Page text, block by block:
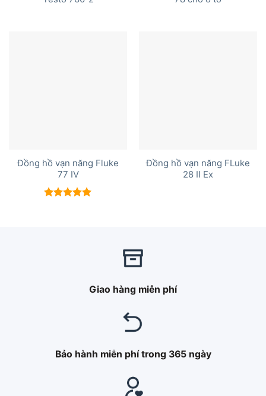
Đồng hồ vạn năng Fluke
77 IV
Đồng hồ vạn năng FLuke
28 II Ex
Giao hàng miễn phí
Bảo hành miễn phí trong 365 ngày